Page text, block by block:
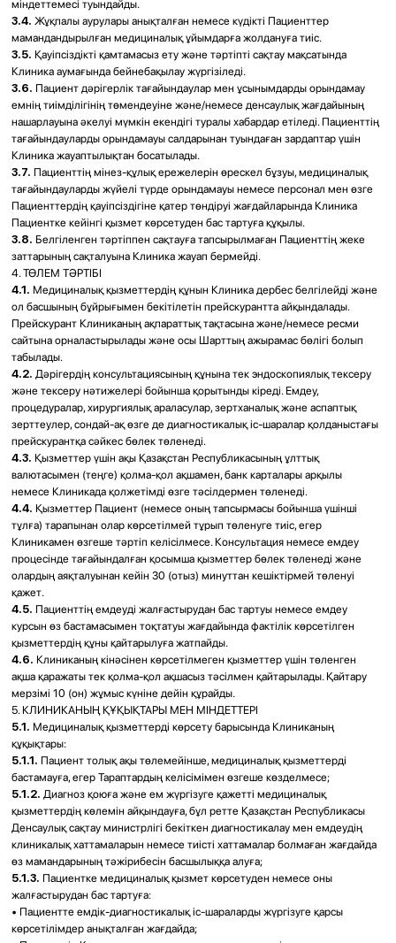
7.5.Тексеру нәтижелері Пациентке жеке өзі немесе оның жазбаша
өтініші негізінде өзі таңдаған байланыс арналары арқылы, ықтимал
тәуекелдер туралы хабарлай отырып ұсынылады.
7.6.Клиника жұмыс процесінде алынған дербестендірілмеген фото-,
аудио- және бейнематериалдарды Пациентті сәйкестендіруге мүмкіндік
беретін деректер болмаған жағдайда, жарнамалық және ақпараттық
материалдарда пайдалануға құқылы.
8. ЖАУАПКЕРШІЛІК
8.1. Осы Шарт бойынша міндеттемелерін орындамаған немесе тиісінше
орындамаған Тарап Қазақстан Республикасының қолданыстағы
заңнамасына сәйкес жауаптылықта болады.
8.2.Пациенттің осы Шарт талаптарын бұзуы, сондай-ақ Қазақстан
Республикасының заңнамасында көзделген өзге де негіздер Клиниканың
осы Шартты орындамауы немесе тиісінше орындамауы үшін
жауапкершіліктен босатады.
8.3.Клиника мынадай жағдайларда көрсетілетін қызметтердің нәтижесі
үшін жауап бермейді: Пациенттің шынайы емес ақпарат беруі;
тағайындауларды орындамауы; емдеуден бас тартуы; емдеу сызбасын өз
бетінше өзгертуі; нұсқаулықтарда көрсетілген жанама әсерлер; Клиника
қызмет көрсеткеннен кейін үшінші тұлғалардың араласуы; ағзаның жеке
ерекшеліктеріне байланысты асқынулар.
8.4.Пациенттің Клиника көрсеткен қызметтер үшін берешегі туындаған
жағдайда, Клиника осы Шарт бойынша қызмет көрсетуді Пациент
төлегенге дейін тоқтата тұруға құқылы.
8.5. Клиниканың мүлкіне залал келтірілген жағдайда Пациент
келтірілген залалды осы Шартқа сәйкес толық көлемде өтеуге міндетті.
9. ДАУЛАРДЫ ШЕШУ ТӘРТІБІ
9.1.Осы Шартты орындауға байланысты туындайтын барлық даулар мен
келіспеушіліктерді Тараптар келіссөздер жолымен реттеуге ұмтылады.
(шағыммен) жүгінуге міндетті, ол тіркеу бөлімі арқылы беріледі немесе
Клиниканың ресми электрондық пошта мекенжайына жолданады.
(жиырма) жұмыс күні ішінде қарастырады және жауапты жазбаша немесе
электрондық түрде жібереді.
9.4.Егер Пациент Клиниканың жауабымен келіспесе немесе жауап
белгіленген мерзімде алынбаса, ол Қазақстан Республикасының
уәкілетті мемлекеттік органдарына немесе сот органдарына заңда
белгіленген тәртіппен жүгінуге құқылы.
Пациенттің негізделген шағымын қанағаттандыру ақша қаражатын
қайтару, анықталған кемшіліктерді тегін жою немесе Тараптардың
келісімі бойынша өзге тәсілмен жүзеге асырылады. Ақша қаражатын
қайтару тек қолма-қол ақшасыз тәсілмен 10 (он) жұмыс күні ішінде
жүзеге асырылады.
10. ҚОРЫТЫНДЫ ЕРЕЖЕЛЕР
10.1.Осы Қоғамдық оферта Клиникада және/немесе ресми сайтында
орналастырылған сәттен бастап күшіне енеді және ол кері
қайтарылғанға дейін немесе жаңа редакциямен ауыстырылғанға дейін
мерзімсіз қолданылады.
10.2.Осы Офертаға Пациенттің акцепті оның барлық шарттарымен
толық әрі сөзсіз келісуді білдіреді және ақылы медициналық қызметтер
көрсету туралы шарт жасасумен теңестіріледі.
10.3.Клиника осы Офертаға және қызметтердің прейскурантына
біржақты тәртіппен өзгерістер енгізуге құқылы. Барлық өзгерістер
Клиникада және/немесе ресми сайтында жарияланған сәттен бастап
күшіне енеді.
10.4.Пациенттің өзгерістер енгізілгеннен кейін медициналық қызметке
жүгінуі Пациенттің оның жаңа редакциясымен келісімі ретінде қаралады.
10.5.Осы Офертада реттелмеген жағдайларда Тараптар Қазақстан
Республикасының қолданыстағы заңнамасын басшылыққа алады.
11. ТАРАПТАРДЫҢ ДЕРЕКТЕМЕЛЕРІ
11.1.Тараптар Пациенттің деректемелері ретінде оның дәрігердің
қабылдауына жазылу кезінде көрсеткен мәліметтері қабылданатынына
сөзсіз келіседі.
11.2.Клиниканың деректемелері:
ЖШС «Лор центр “V-ent”»
Банктік реквизиттері:
БСН: 170240028015
ИИК: KZ27722S000006913807
Банк: АҚ "Kaspi Bank”
Заңды мекен-жайы: Алматы қ, Микрорайон Казахфильм , 34А
Нақты мекен-жайы: Алматы қ, Навои көш-сі, 58